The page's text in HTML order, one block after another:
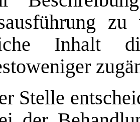
Inhalt
Stelle